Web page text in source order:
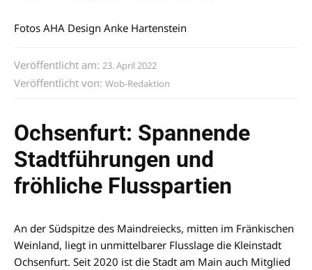
Fotos AHA Design Anke Hartenstein
Veröffentlicht am: 23. April 2022
Veröffentlicht von: Wob-Redaktion
Ochsenfurt: Spannende
Stadtführungen und
fröhliche Flusspartien
An der Südspitze des Maindreiecks, mitten im Fränkischen
Weinland, liegt in unmittelbarer Flusslage die Kleinstadt
Ochsenfurt. Seit 2020 ist die Stadt am Main auch Mitglied